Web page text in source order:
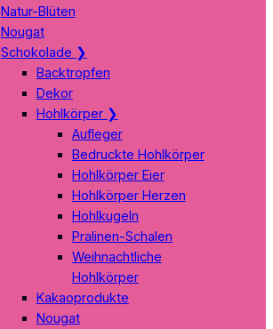
Natur-Blüten
Nougat
Schokolade ❯
Backtropfen
Dekor
Hohlkörper ❯
Aufleger
Bedruckte Hohlkörper
Hohlkörper Eier
Hohlkörper Herzen
Hohlkugeln
Pralinen-Schalen
Weihnachtliche
Hohlkörper
Kakaoprodukte
Nougat